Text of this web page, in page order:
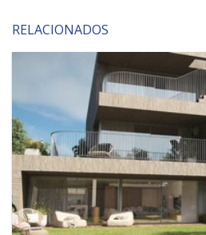
RELACIONADOS